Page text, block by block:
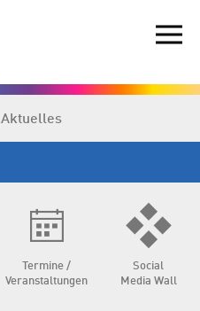
Aktuelles
Termine /
Veranstaltungen
Social
Media Wall